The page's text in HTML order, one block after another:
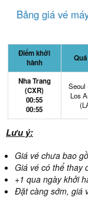
Bảng giá vé
Điểm khởi
hành
Nha Trang
(CXR)
00:55
00:55
Seoul
Los
Lưu ý:
Giá vé chưa bao
Giá vé có thể thay
+1 qua ngày khởi
Đặt càng sớm, giá